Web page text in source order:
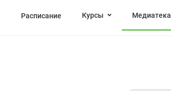
Расписание Курсы Медиатека